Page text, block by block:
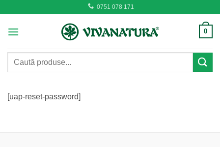
content
0751 078 171
0
Caută
[uap-reset-password]